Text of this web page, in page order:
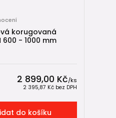
korugovaná
- 1000 mm
2 899,00 Kč/ks
2 395,87 Kč bez DPH
do košíku